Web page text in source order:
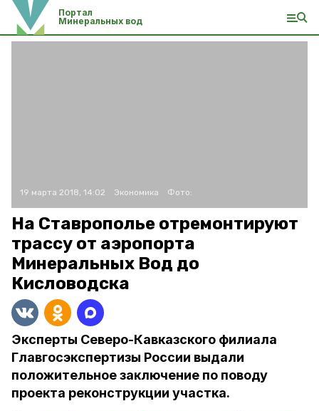
Портал
Минеральных вод
19 марта 2018, 14:02 Экономика Фото:
На Ставрополье отремонтируют
трассу от аэропорта
Минеральных Вод до
Кисловодска
Эксперты Северо-Кавказского филиала
Главгосэкспертизы России выдали
положительное заключение по поводу
проекта реконструкции участка.